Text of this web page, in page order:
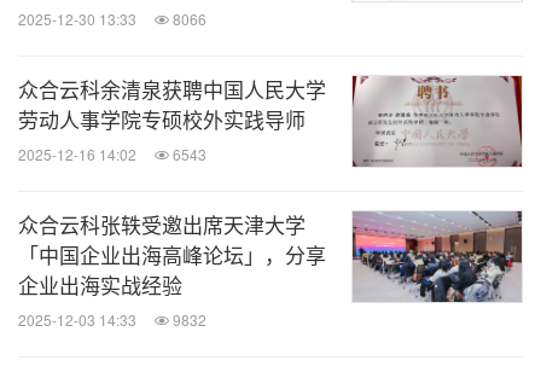
2025-12-30 13:33 8066
众合云科余清泉获聘中国人民大学
劳动人事学院专硕校外实践导师
2025-12-16 14:02 6543
众合云科张轶受邀出席天津大学
「中国企业出海高峰论坛」，分享
企业出海实战经验
2025-12-03 14:33 9832